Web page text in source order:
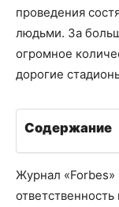
проведения
людьми. За
огромное
дорогие
Содержание
Журнал «Forbes»